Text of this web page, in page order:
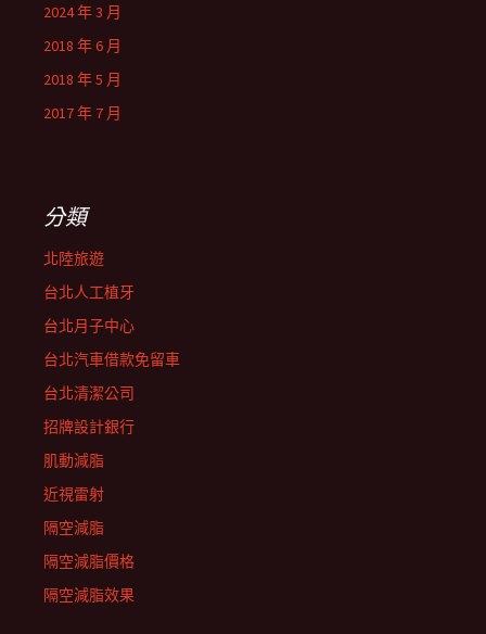
2024 年 3 月
2018 年 6 月
2018 年 5 月
2017 年 7 月
分類
北陸旅遊
台北人工植牙
台北月子中心
台北汽車借款免留車
台北清潔公司
招牌設計銀行
肌動減脂
近視雷射
隔空減脂
隔空減脂價格
隔空減脂效果